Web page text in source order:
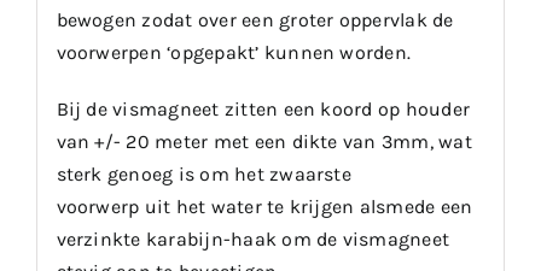
bewogen zodat over een groter oppervlak de
voorwerpen ‘opgepakt’ kunnen worden.
Bij de vismagneet zitten een koord op houder
van +/- 20 meter met een dikte van 3mm, wat
sterk genoeg is om het zwaarste
voorwerp uit het water te krijgen alsmede een
verzinkte karabijn-haak om de vismagneet